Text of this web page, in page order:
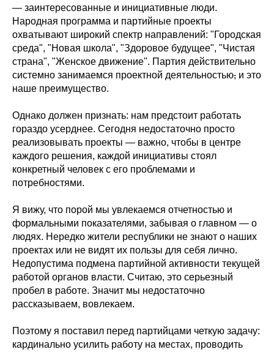
— заинтересованные и инициативные люди.
Народная программа и партийные проекты
охватывают широкий спектр направлений: "Городская
среда", "Новая школа", "Здоровое будущее", "Чистая
страна", "Женское движение". Партия действительно
системно занимаемся проектной деятельностью, и это
наше преимущество.
Однако должен признать: нам предстоит работать
гораздо усерднее. Сегодня недостаточно просто
реализовывать проекты — важно, чтобы в центре
каждого решения, каждой инициативы стоял
конкретный человек с его проблемами и
потребностями.
Я вижу, что порой мы увлекаемся отчетностью и
формальными показателями, забывая о главном — о
людях. Нередко жители республики не знают о наших
проектах или не видят их пользы для себя лично.
Недопустима подмена партийной активности текущей
работой органов власти. Считаю, это серьезный
пробел в работе. Значит мы недостаточно
рассказываем, вовлекаем.
Поэтому я поставил перед партийцами четкую задачу:
кардинально усилить работу на местах, проводить